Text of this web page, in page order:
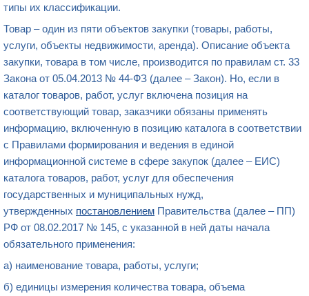
типы их классификации.
Товар – один из пяти объектов закупки (товары, работы,
услуги, объекты недвижимости, аренда). Описание объекта
закупки, товара в том числе, производится по правилам ст. 33
Закона от 05.04.2013 № 44-ФЗ (далее – Закон). Но, если в
каталог товаров, работ, услуг включена позиция на
соответствующий товар, заказчики обязаны применять
информацию, включенную в позицию каталога в соответствии
с Правилами формирования и ведения в единой
информационной системе в сфере закупок (далее – ЕИС)
каталога товаров, работ, услуг для обеспечения
государственных и муниципальных нужд,
утвержденных постановлением Правительства (далее – ПП)
РФ от 08.02.2017 № 145, с указанной в ней даты начала
обязательного применения:
а) наименование товара, работы, услуги;
б) единицы измерения количества товара, объема